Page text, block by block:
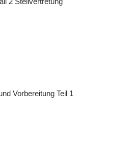
Vorbereitung Teil 1